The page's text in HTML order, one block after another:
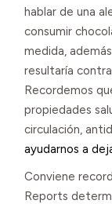
hablar de una
consumir
medida,
resultaría
Recordemos
propiedades
circulación,
ayudarnos a
Conviene
Reports